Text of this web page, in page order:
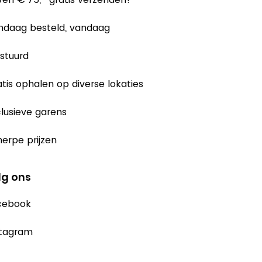
besteld, vandaag
ophalen op diverse lokaties
garens
prijzen
ons